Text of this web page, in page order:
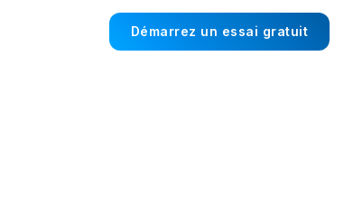
Démarrez un essai gratuit